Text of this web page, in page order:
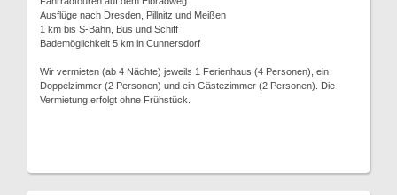
Ausflüge nach Dresden, Pillnitz und Meißen
1 km bis S-Bahn, Bus und Schiff
Bademöglichkeit 5 km in Cunnersdorf
Wir vermieten (ab 4 Nächte) jeweils 1 Ferienhaus (4 Personen), ein
Doppelzimmer (2 Personen) und ein Gästezimmer (2 Personen). Die
Vermietung erfolgt ohne Frühstück.